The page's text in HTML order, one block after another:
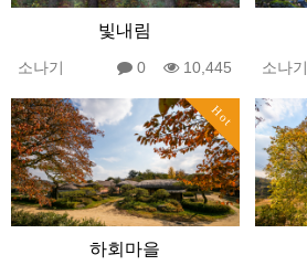
빛내림
소나기 0 10,445 소나기
Hot
하회마을